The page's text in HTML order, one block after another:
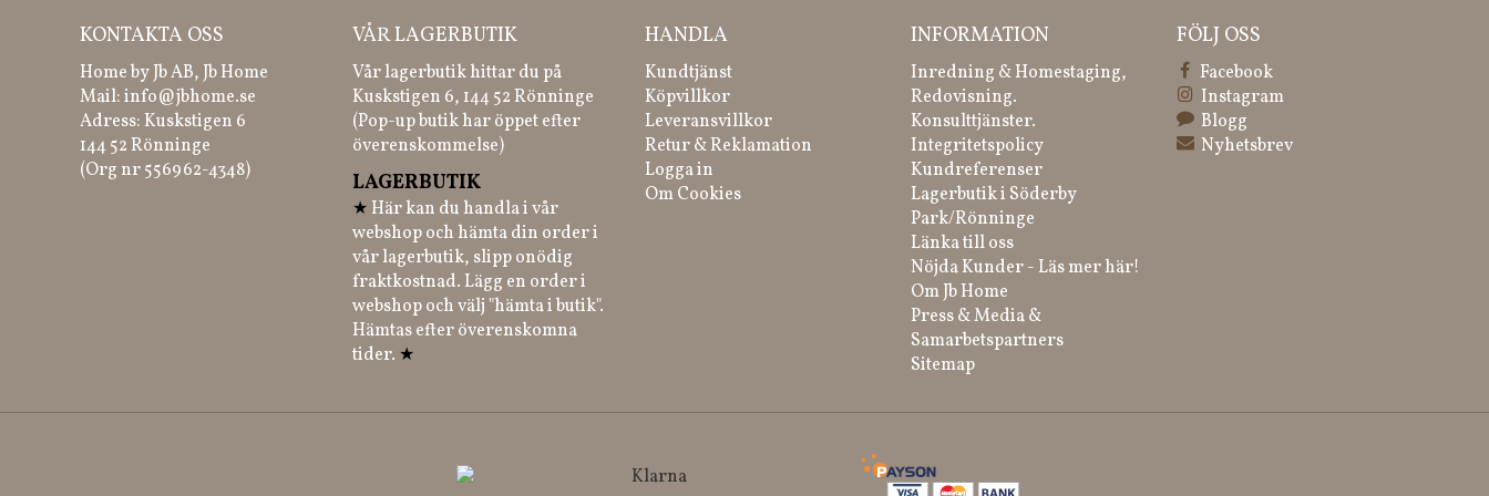
KONTAKTA OSS
Home by Jb AB, Jb Home
Mail:info@jbhome.se
Adress: Kuskstigen 6
144 52 Rönninge
(Org nr 556962-4348)
VÅR LAGERBUTIK
Vår lagerbutik hittar du på
Kuskstigen 6, 144 52 Rönninge
(Pop-up butik har öppet efter
överenskommelse)
LAGERBUTIK
★ Här kan du handla i vår
webshop och hämta din order i
vår lagerbutik, slipp onödig
fraktkostnad. Lägg en order i
webshop och välj "hämta i butik".
Hämtas efter överenskomna
tider. ★
HANDLA
Kundtjänst
Köpvillkor
Leveransvillkor
Retur & Reklamation
Logga in
Om Cookies
INFORMATION
Inredning & Homestaging,
Redovisning.
Konsulttjänster.
Integritetspolicy
Kundreferenser
Lagerbutik i Söderby
Park/Rönninge
Länka till oss
Nöjda Kunder - Läs mer här!
Om Jb Home
Press & Media &
Samarbetspartners
Sitemap
FÖLJ OSS
Facebook
Instagram
Blogg
Nyhetsbrev